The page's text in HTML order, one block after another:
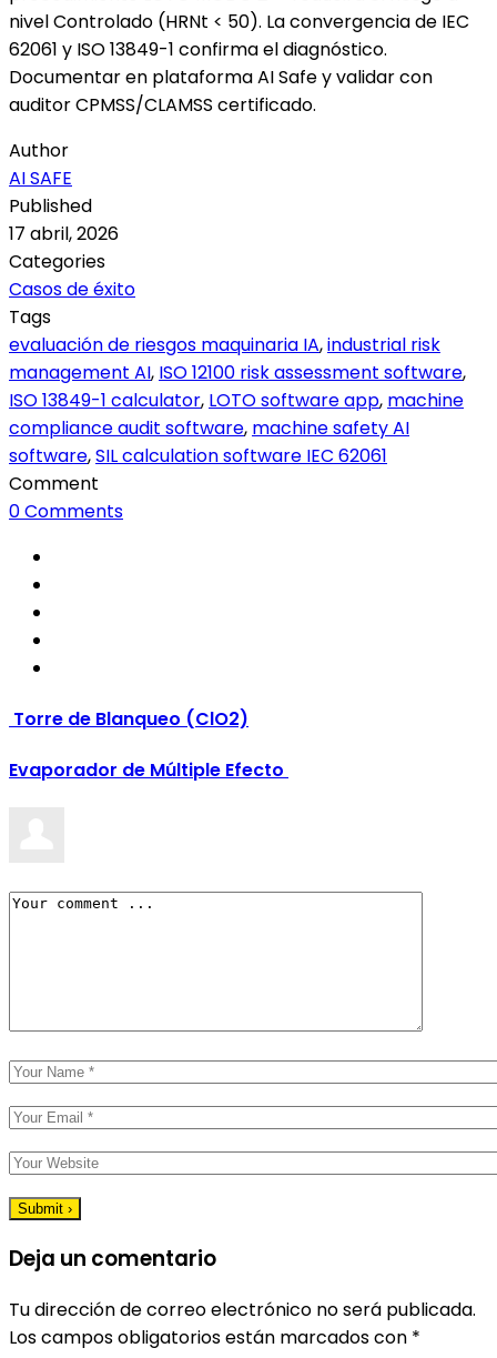
nivel Controlado (HRNt < 50). La convergencia de IEC
62061 y ISO 13849-1 confirma el diagnóstico.
Documentar en plataforma AI Safe y validar con
auditor CPMSS/CLAMSS certificado.
Author
AI SAFE
Published
17 abril, 2026
Categories
Casos de éxito
Tags
evaluación de riesgos maquinaria IA,industrial risk
management AI, ISO 12100 risk assessment software,
ISO 13849-1 calculator, LOTO software app, machine
compliance audit software, machine safety AI
software,SIL calculation software IEC 62061
Comment
0 Comments
Torre de Blanqueo (ClO2)
Evaporador de Múltiple Efecto
Deja un comentario
Tu dirección de correo electrónico no será publicada.
Los campos obligatorios están marcados con *